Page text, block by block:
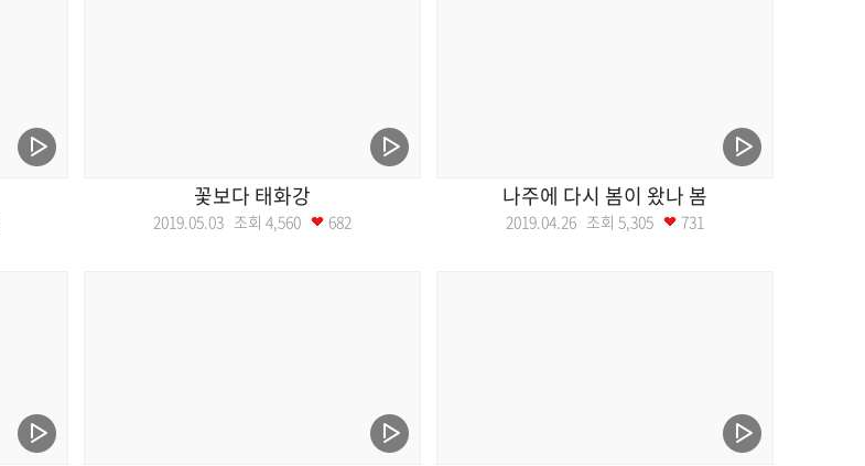
꽃보다 태화강
2019.05.03 조회 4,560 682
나주에 다시 봄이 왔나 봄
2019.04.26 조회 5,305 731